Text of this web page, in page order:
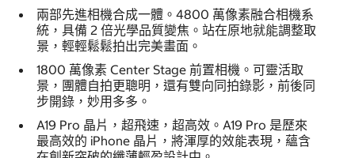
兩部先進相機合成一體。4800 萬像素融合相機系
統，具備 2 倍光學品質變焦。站在原地就能調整取
景，輕輕鬆鬆拍出完美畫面。
1800 萬像素 Center Stage 前置相機。可靈活取
景，團體自拍更聰明，還有雙向同拍錄影，前後同
步開錄，妙用多多。
A19 Pro 晶片，超飛速，超高效。A19 Pro 是歷來
最高效的 iPhone 晶片，將渾厚的效能表現，蘊含